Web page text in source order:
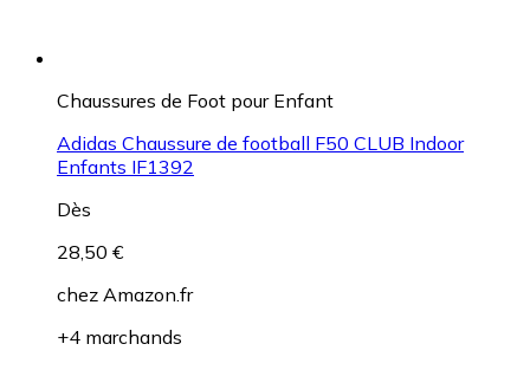
Chaussures de Foot pour Enfant
Adidas Chaussure de football F50 CLUB Indoor
Enfants IF1392
Dès
28,50 €
chez Amazon.fr
+4 marchands